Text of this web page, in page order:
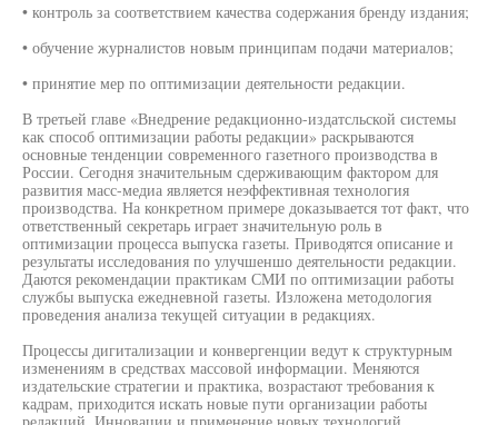
• контроль за соответствием качества содержания бренду издания;
• обучение журналистов новым принципам подачи материалов;
• принятие мер по оптимизации деятельности редакции.
В третьей главе «Внедрение редакционно-издатсльской системы
как способ оптимизации работы редакции» раскрываются
основные тенденции современного газетного производства в
России. Сегодня значительным сдерживающим фактором для
развития масс-медиа является неэффективная технология
производства. На конкретном примере доказывается тот факт, что
ответственный секретарь играет значительную роль в
оптимизации процесса выпуска газеты. Приводятся описание и
результаты исследования по улучшеншо деятельности редакции.
Даются рекомендации практикам СМИ по оптимизации работы
службы выпуска ежедневной газеты. Изложена методология
проведения анализа текущей ситуации в редакциях.
Процессы дигитализации и конвергенции ведут к структурным
изменениям в средствах массовой информации. Меняются
издательские стратегии и практика, возрастают требования к
кадрам, приходится искать новые пути организации работы